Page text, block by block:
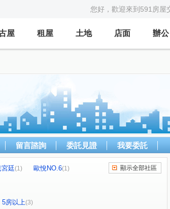
您好，歡迎來到591房屋
屋 租屋 土地 店面 辦公
留言諮詢 委託見證 我要委託
宮廷(1) 歐悅NO.6(1)
竹光路
顯示全部社區
5房以上(3)